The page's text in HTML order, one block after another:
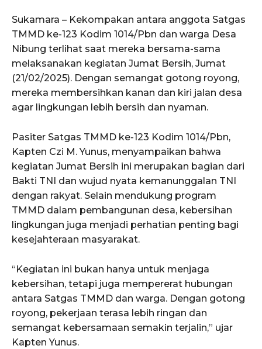
Sukamara – Kekompakan antara anggota Satgas
TMMD ke-123 Kodim 1014/Pbn dan warga Desa
Nibung terlihat saat mereka bersama-sama
melaksanakan kegiatan Jumat Bersih, Jumat
(21/02/2025). Dengan semangat gotong royong,
mereka membersihkan kanan dan kiri jalan desa
agar lingkungan lebih bersih dan nyaman.
Pasiter Satgas TMMD ke-123 Kodim 1014/Pbn,
Kapten Czi M. Yunus, menyampaikan bahwa
kegiatan Jumat Bersih ini merupakan bagian dari
Bakti TNI dan wujud nyata kemanunggalan TNI
dengan rakyat. Selain mendukung program
TMMD dalam pembangunan desa, kebersihan
lingkungan juga menjadi perhatian penting bagi
kesejahteraan masyarakat.
“Kegiatan ini bukan hanya untuk menjaga
kebersihan, tetapi juga mempererat hubungan
antara Satgas TMMD dan warga. Dengan gotong
royong, pekerjaan terasa lebih ringan dan
semangat kebersamaan semakin terjalin,” ujar
Kapten Yunus.